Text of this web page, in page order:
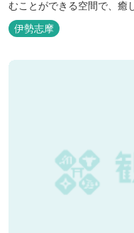
むことができる空間で、癒
伊勢志摩